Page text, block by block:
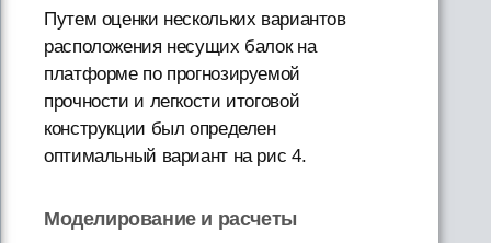
Путем оценки нескольких вариантов
расположения несущих балок на
платформе по прогнозируемой
прочности и легкости итоговой
конструкции был определен
оптимальный вариант на рис 4.
Моделирование и расчеты